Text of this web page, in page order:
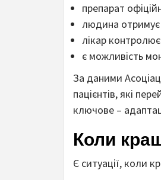
препарат
людина отримує
лікар
є можливість
За даними
пацієнтів, які
ключове –
Коли
Є ситуації, коли